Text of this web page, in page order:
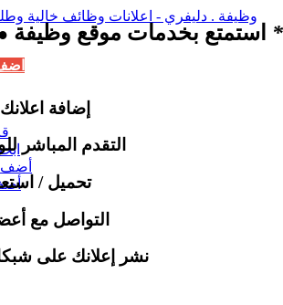
أضف
استمتع بخدمات موقع وظيفة *
إضافة
التقدم المباشر
تحميل /
التواصل مع
نشر إعلانك على